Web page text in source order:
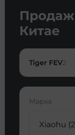
Китае
Tiger FEV2
Марка
Xiaohu